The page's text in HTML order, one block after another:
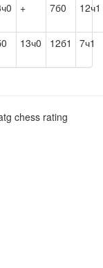
+ 7б0 12ч1
13ч0 12б1 7ч1
chess rating